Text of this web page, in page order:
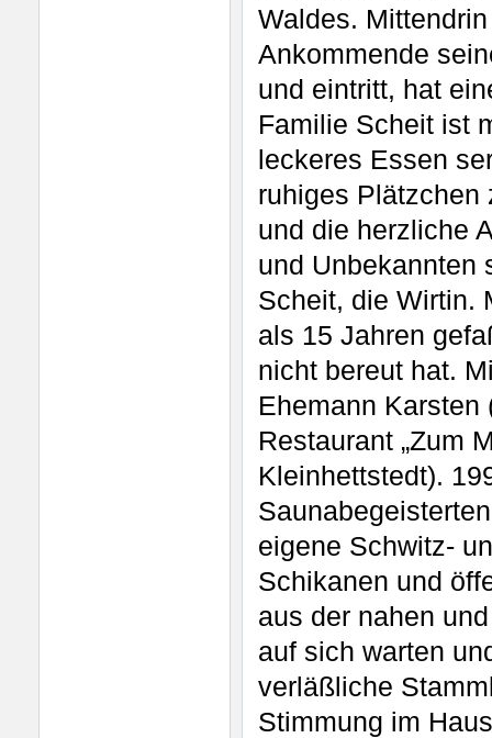
Waldes.
Ankommende
und eintritt, hat
Familie Scheit ist
leckeres Essen
ruhiges Plätzchen
und die herzliche
und Unbekannten
Scheit, die Wirtin.
als 15 Jahren
nicht bereut hat.
Ehemann
Restaurant „Zum
Kleinhettstedt).
eigene Schwitz-
Schikanen und
aus der nahen
auf sich warten
verläßliche
Stimmung im